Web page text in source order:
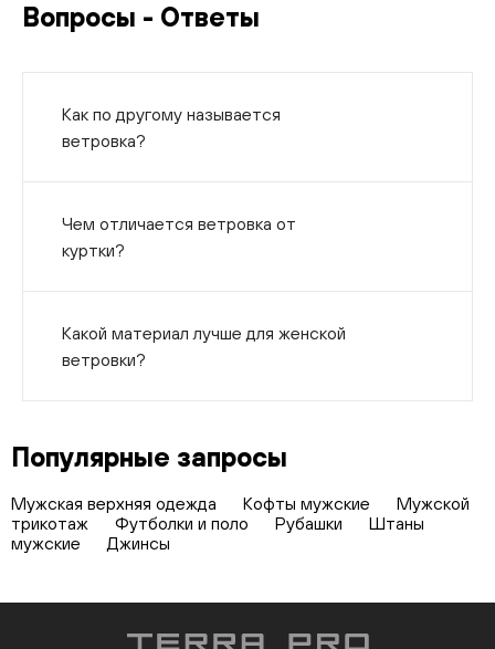
Вопросы - Ответы
Как по другому называется
ветровка?
Чем отличается ветровка от
куртки?
Какой материал лучше для женской
ветровки?
Популярные запросы
Мужская верхняя одежда Кофты мужские
Мужской
трикотаж
Футболки и поло Рубашки
Штаны
мужские
Джинсы